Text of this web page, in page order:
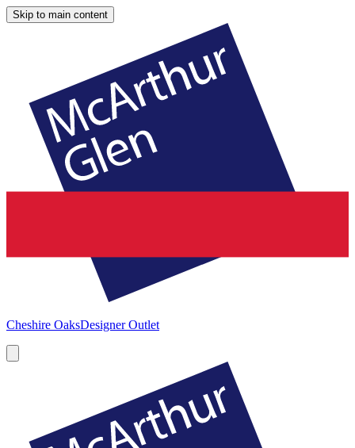
Skip to main content
Cheshire OaksDesigner Outlet